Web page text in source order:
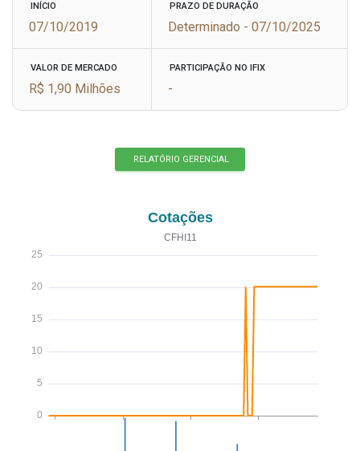
INÍCIO
07/10/2019
PRAZO DE DURAÇÃO
Determinado - 07/10/2025
VALOR DE MERCADO
R$ 1,90 Milhões
PARTICIPAÇÃO NO IFIX
-
RELATÓRIO GERENCIAL